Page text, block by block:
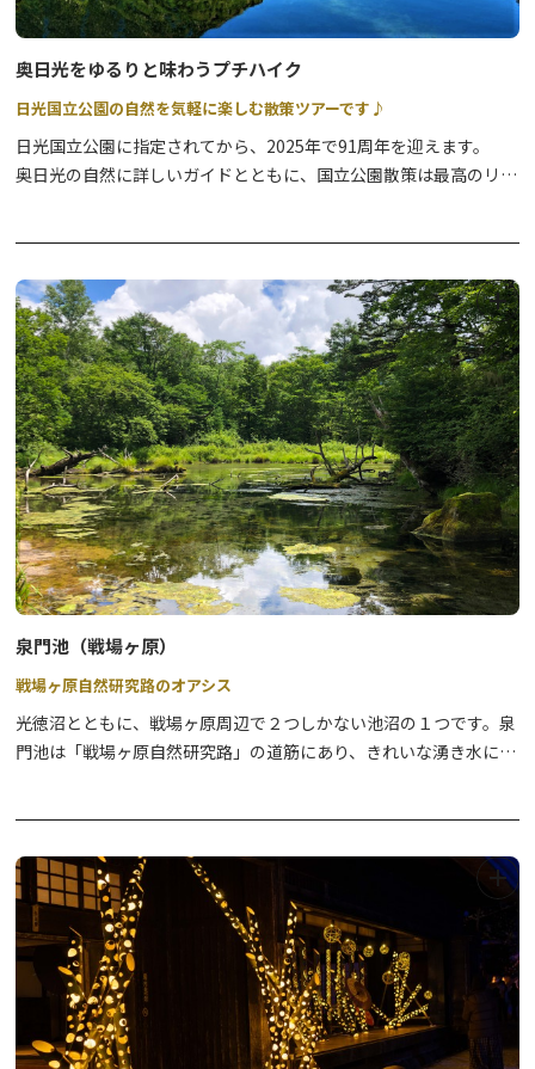
奥日光をゆるりと味わうプチハイク
日光国立公園の自然を気軽に楽しむ散策ツアーです♪
日光国立公園に指定されてから、2025年で91周年を迎えます。
奥日光の自然に詳しいガイドとともに、国立公園散策は最高のリフ
【湯元温泉 街めぐり】
期間2025年4月26日～11月28日までの〈毎週土曜日開催〉
時間15:30-16:3010月以降は15:00~16:00
場所湯元地内
催行人数1名～10名
参加費用大人・小人500円（税込）未就学児無料
※雨天時も希望があれば実施。荒天中止。
【湯元温泉 早朝散策】
期間2025年7月13日（日)、20日（日）/ 8月24日（日）
9月14日（日）、21日（日）/ 10月5日（日）
時間6:30-7:30
場所湯元地内
催行人数 1名～10名
参加費用大人・小人1,000円（税込）未就学児無料
期間2025年7月6日（日）、13日（日）/ 8月3日（日）、10日
（日）、17日（日）、31日（日）
9月7日（日）、10月12日（日）、19日（日）、26日
（日）/11月2日（日）
時間9:30-11:30
場所湯元～湯滝下観瀑台
催行人数1名～10名
参加費用大人2,000円（税込）、小人1,000円（税込）未就学児
泉門池（戦場ヶ原）
戦場ヶ原自然研究路のオアシス
光徳沼とともに、戦場ヶ原周辺で２つしかない池沼の１つです。泉
門池は「戦場ヶ原自然研究路」の道筋にあり、きれいな湧き水によ
は留鳥であるマガモが池で遊ぶ姿をよく見ることができます。